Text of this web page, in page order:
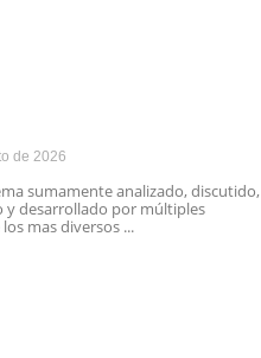
de 2026
sumamente analizado, discutido,
y desarrollado por múltiples
mas diversos ...